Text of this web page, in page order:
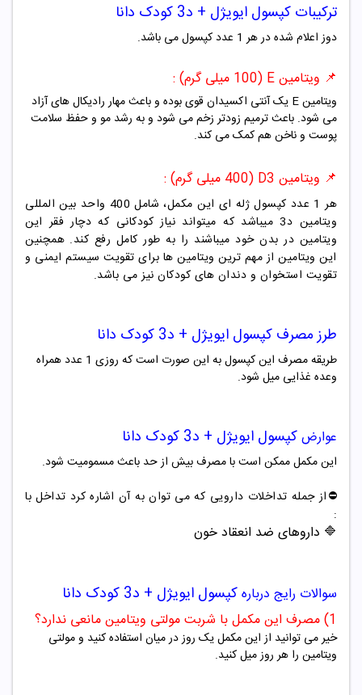
ترکیبات کپسول ایویژل + د3 کودک دانا
دوز اعلام شده در هر 1 عدد کپسول می باشد.
📌 ویتامین E (100 میلی گرم) :
ویتامین E یک آنتی اکسیدان قوی بوده و باعث مهار رادیکال های آزاد
می شود. باعث ترمیم زودتر زخم می شود و به رشد مو و حفظ سلامت
پوست و ناخن هم کمک می کند.
📌 ویتامین D3 (400 میلی گرم) :
هر 1 عدد کپسول ژله ای این مکمل، شامل 400 واحد بین المللی
ویتامین د3 میباشد که میتواند نیاز کودکانی که دچار فقر این
ویتامین در بدن خود میباشند را به طور کامل رفع کند. همچنین
این ویتامین از مهم ترین ویتامین ها برای تقویت سیستم ایمنی و
تقویت استخوان و دندان های کودکان نیز می باشد.
طرز مصرف کپسول ایویژل + د3 کودک دانا
طریقه مصرف این کپسول به این صورت است که روزی 1 عدد همراه
وعده غذایی میل شود.
عوارضکپسول ایویژل + د3 کودک دانا
این مکمل ممکن است با مصرف بیش از حد باعث مسمومیت شود.
⛔️از جمله تداخلات دارویی که می توان به آن اشاره کرد تداخل با
:
🔷 داروهای ضد انعقاد خون
سوالات رایج دربارهکپسول ایویژل + د3 کودک دانا
1) مصرف این مکمل با شربت مولتی ویتامین مانعی ندارد؟
خیر می توانید از این مکمل یک روز در میان استفاده کنید و مولتی
ویتامین را هر روز میل کنید.